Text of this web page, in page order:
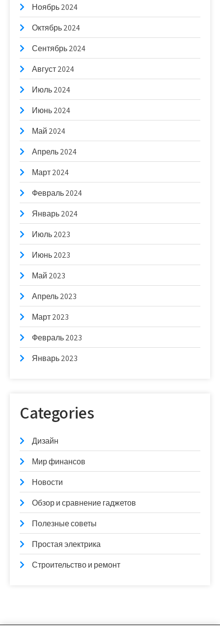
Ноябрь 2024
Октябрь 2024
Сентябрь 2024
Август 2024
Июль 2024
Июнь 2024
Май 2024
Апрель 2024
Март 2024
Февраль 2024
Январь 2024
Июль 2023
Июнь 2023
Май 2023
Апрель 2023
Март 2023
Февраль 2023
Январь 2023
Categories
Дизайн
Мир финансов
Новости
Обзор и сравнение гаджетов
Полезные советы
Простая электрика
Строительство и ремонт